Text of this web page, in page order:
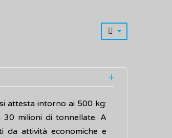
attesta intorno ai 500 kg:
milioni di tonnellate. A
da attività economiche e